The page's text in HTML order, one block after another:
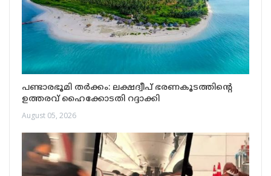
പണ്ടാരഭൂമി തർക്കം: ലക്ഷദ്വീപ് ഭരണകൂടത്തിന്റെ
ഉത്തരവ് ഹൈക്കോടതി റദ്ദാക്കി
August 05, 2026